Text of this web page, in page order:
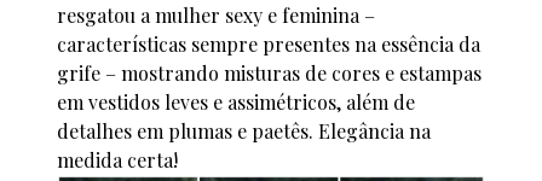
resgatou a mulher sexy e feminina –
características sempre presentes na essência da
grife – mostrando misturas de cores e estampas
em vestidos leves e assimétricos, além de
detalhes em plumas e paetês. Elegância na
medida certa!